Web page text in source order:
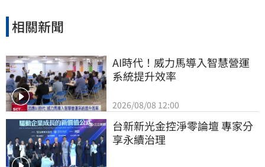
相關新聞
AI時代！威力馬導入智慧營運
系統提升效率
2026/08/08 12:00
台新新光金控淨零論壇 專家分
享永續治理